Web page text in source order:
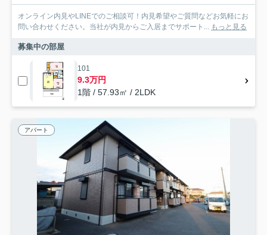
オンライン内見やLINEでのご相談可！内見希望やご質問などお気軽にお
問い合わせください。当社が内見からご入居までサポート... もっと見る
募集中の部屋
101
9.3万円
1階 / 57.93㎡ / 2LDK
アパート